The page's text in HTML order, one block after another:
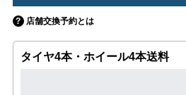
店舗交換予約とは
タイヤ4本・ホイール4本送料